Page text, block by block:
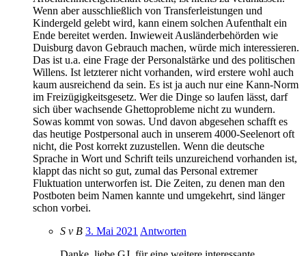
Wenn aber ausschließlich von Transferleistungen und
Kindergeld gelebt wird, kann einem solchen Aufenthalt ein
Ende bereitet werden. Inwieweit Ausländerbehörden wie
Duisburg davon Gebrauch machen, würde mich interessieren.
Das ist u.a. eine Frage der Personalstärke und des politischen
Willens. Ist letzterer nicht vorhanden, wird erstere wohl auch
kaum ausreichend da sein. Es ist ja auch nur eine Kann-Norm
im Freizügigkeitsgesetz. Wer die Dinge so laufen lässt, darf
sich über wachsende Ghettoprobleme nicht zu wundern.
Sowas kommt von sowas. Und davon abgesehen schafft es
das heutige Postpersonal auch in unserem 4000-Seelenort oft
nicht, die Post korrekt zuzustellen. Wenn die deutsche
Sprache in Wort und Schrift teils unzureichend vorhanden ist,
klappt das nicht so gut, zumal das Personal extremer
Fluktuation unterworfen ist. Die Zeiten, zu denen man den
Postboten beim Namen kannte und umgekehrt, sind länger
schon vorbei.
S v B 3. Mai 2021 Antworten